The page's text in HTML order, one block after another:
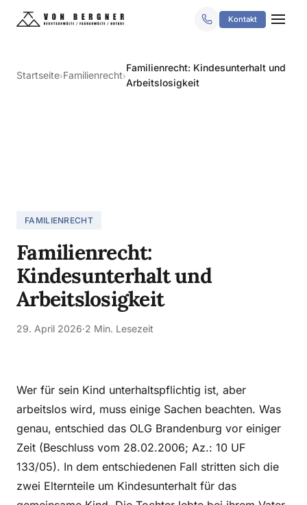
Kontakt
Startseite›Familienrecht›
Familienrecht: Kindesunterhalt und
Arbeitslosigkeit
FAMILIENRECHT
Familienrecht:
Kindesunterhalt und
Arbeitslosigkeit
29. April 2026·2 Min. Lesezeit
Wer für sein Kind unterhaltspflichtig ist, aber
arbeitslos wird, muss einige Sachen beachten. Was
genau, entschied das OLG Brandenburg vor einiger
Zeit (Beschluss vom 28.02.2006; Az.: 10 UF
133/05). In dem entschiedenen Fall stritten sich die
zwei Elternteile um Kindesunterhalt für das